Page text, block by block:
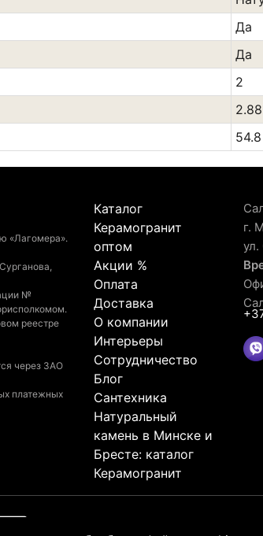
Да
Да
2
2.88
«Лагомера».
№
реестре
через ЗАО
платежных
Каталог
Керамогранит
оптом
Акции %
Оплата
Доставка
О компании
Интерьеры
Сотрудничество
Блог
Сантехника
Натуральный
камень в Минске и
Бресте: каталог
Керамогранит
г.
ул.